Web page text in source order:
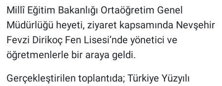
Millî Eğitim Bakanlığı Ortaöğretim Genel
Müdürlüğü heyeti, ziyaret kapsamında Nevşehir
Fevzi Dirikoç Fen Lisesi’nde yönetici ve
öğretmenlerle bir araya geldi.
Gerçekleştirilen toplantıda; Türkiye Yüzyılı
Kayseri
Niğde
Aksaray